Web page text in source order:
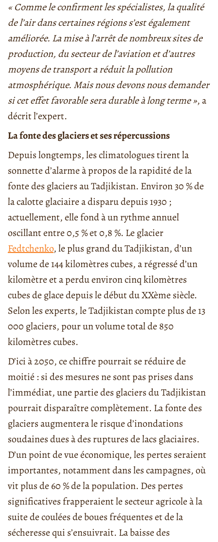
« Comme le confirment les spécialistes, la qualité
de l’air dans certaines régions s’est également
améliorée. La mise à l’arrêt de nombreux sites de
production, du secteur de l’aviation et d’autres
moyens de transport a réduit la pollution
atmosphérique. Mais nous devons nous demander
si cet effet favorable sera durable à long terme », a
décrit l’expert.
La fonte des glaciers et ses répercussions
Depuis longtemps, les climatologues tirent la
sonnette d’alarme à propos de la rapidité de la
fonte des glaciers au Tadjikistan. Environ 30 % de
la calotte glaciaire a disparu depuis 1930 ;
actuellement, elle fond à un rythme annuel
oscillant entre 0,5 % et 0,8 %. Le glacier
Fedtchenko, le plus grand du Tadjikistan, d’un
volume de 144 kilomètres cubes, a régressé d’un
kilomètre et a perdu environ cinq kilomètres
cubes de glace depuis le début du XXème siècle.
Selon les experts, le Tadjikistan compte plus de 13
000 glaciers, pour un volume total de 850
kilomètres cubes.
D’ici à 2050, ce chiffre pourrait se réduire de
moitié : si des mesures ne sont pas prises dans
l’immédiat, une partie des glaciers du Tadjikistan
pourrait disparaître complètement. La fonte des
glaciers augmentera le risque d’inondations
soudaines dues à des ruptures de lacs glaciaires.
D’un point de vue économique, les pertes seraient
importantes, notamment dans les campagnes, où
vit plus de 60 % de la population. Des pertes
significatives frapperaient le secteur agricole à la
suite de coulées de boues fréquentes et de la
sécheresse qui s’ensuivrait. La baisse des